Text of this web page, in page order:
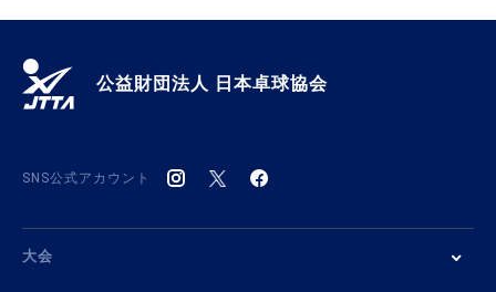
公益財団法人 日本卓球協会
SNS公式アカウント
大会